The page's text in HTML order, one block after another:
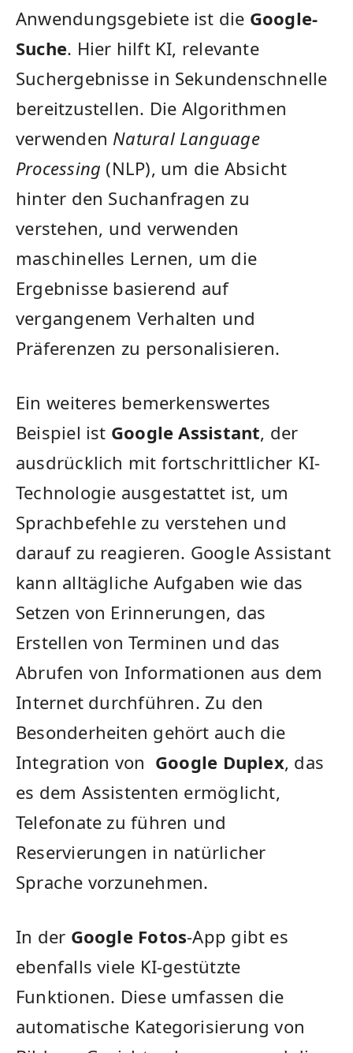
Anwendungsgebiete‌ ist die Google-
Suche. Hier hilft KI, relevante
Suchergebnisse in Sekundenschnelle
bereitzustellen. Die Algorithmen
verwenden Natural Language
Processing (NLP), um die⁣ Absicht
hinter‍ den ‍Suchanfragen zu
⁣verstehen, und‌ verwenden⁤
maschinelles‌ Lernen, um die
Ergebnisse basierend auf
‌vergangenem Verhalten und
Präferenzen⁣ zu personalisieren.
Ein ⁢weiteres bemerkenswertes
Beispiel ‍ist Google‌ Assistant, der
ausdrücklich mit fortschrittlicher KI-
Technologie ausgestattet ist, um
Sprachbefehle zu verstehen ⁣und⁣
darauf zu reagieren. Google ‍Assistant
kann alltägliche Aufgaben wie das
Setzen von Erinnerungen, das
Erstellen von Terminen und das
Abrufen von Informationen aus dem
⁢Internet durchführen. Zu den
Besonderheiten‍ gehört auch die
Integration von ⁣ Google ​Duplex, das
es​ dem‍ Assistenten⁤ ermöglicht,
Telefonate ‍zu führen und
Reservierungen in natürlicher
‍Sprache vorzunehmen.
In der Google Fotos-App​ gibt es
ebenfalls viele KI-gestützte
‍Funktionen. Diese umfassen die
automatische Kategorisierung von⁢